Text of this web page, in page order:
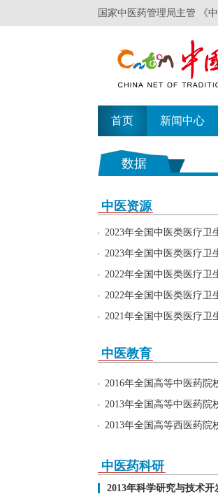
国家中医药管理局主管 《
首页 新闻中心
数据
中医资源
2023年全国中医类医疗卫
2023年全国中医类医疗卫
2022年全国中医类医疗卫
2022年全国中医类医疗卫
2021年全国中医类医疗卫
中医教育
2016年全国高等中医药院
等西医药院校、高等非医药
2013年全国高等中医药院
业、招生、在校学生数
2013年全国高等西医药院
中医药科研
2013年科学研究与技术